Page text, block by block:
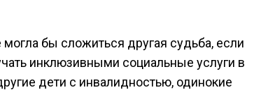
бы сложиться другая судьба, если
инклюзивными социальные услуги в
дети с инвалидностью, одинокие